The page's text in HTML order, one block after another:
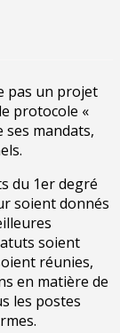
pas un projet
protocole «
ses mandats,
du 1er degré
soient donnés
soient
réunies,
en matière de
les postes